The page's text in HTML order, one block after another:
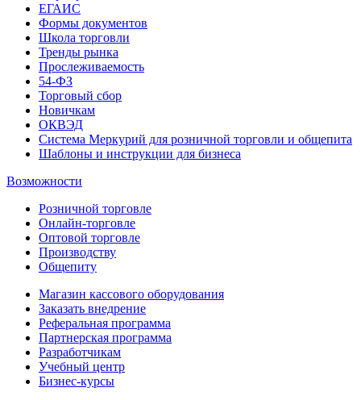
ЕГАИС
Формы документов
Школа торговли
Тренды рынка
Прослеживаемость
54-ФЗ
Торговый сбор
Новичкам
ОКВЭД
Система Меркурий для розничной торговли и общепита
Шаблоны и инструкции для бизнеса
Возможности
Розничной торговле
Онлайн-торговле
Оптовой торговле
Производству
Общепиту
Магазин кассового оборудования
Заказать внедрение
Реферальная программа
Партнерская программа
Разработчикам
Учебный центр
Бизнес‑курсы